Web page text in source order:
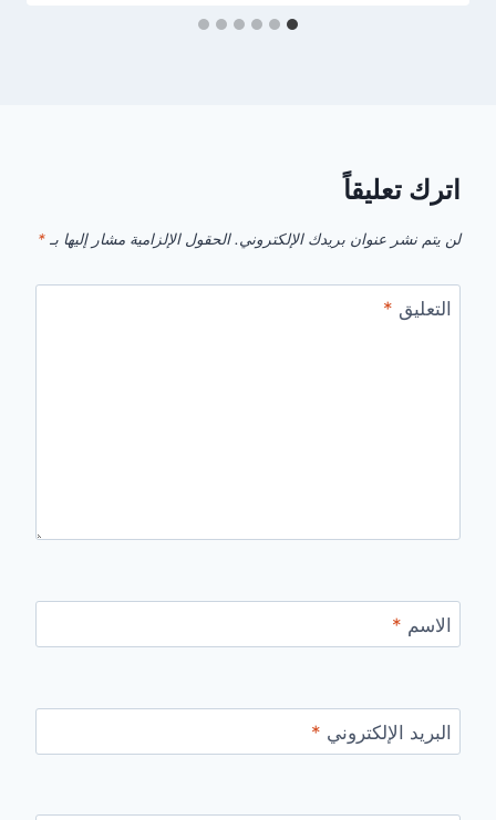
اترك تعليقاً
لن يتم نشر عنوان بريدك الإلكتروني. الحقول الإلزامية مشار إليها بـ *
التعليق *
الاسم *
البريد الإلكتروني *